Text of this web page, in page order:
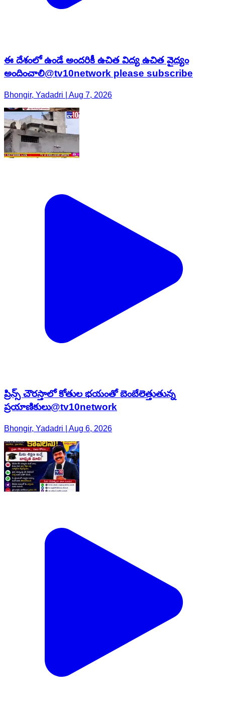
ఈ దేశంలో ఉండే అందరికీ ఉచిత విద్య ఉచిత వైద్యం
అందించాలి@tv10network please subscribe
Bhongir, Yadadri | Aug 7, 2026
ప్రిన్స్ చౌరస్తాలో కోతుల భయంతో బెంబేలెత్తుతున్న
ప్రయాణికులు@tv10network
Bhongir, Yadadri | Aug 6, 2026